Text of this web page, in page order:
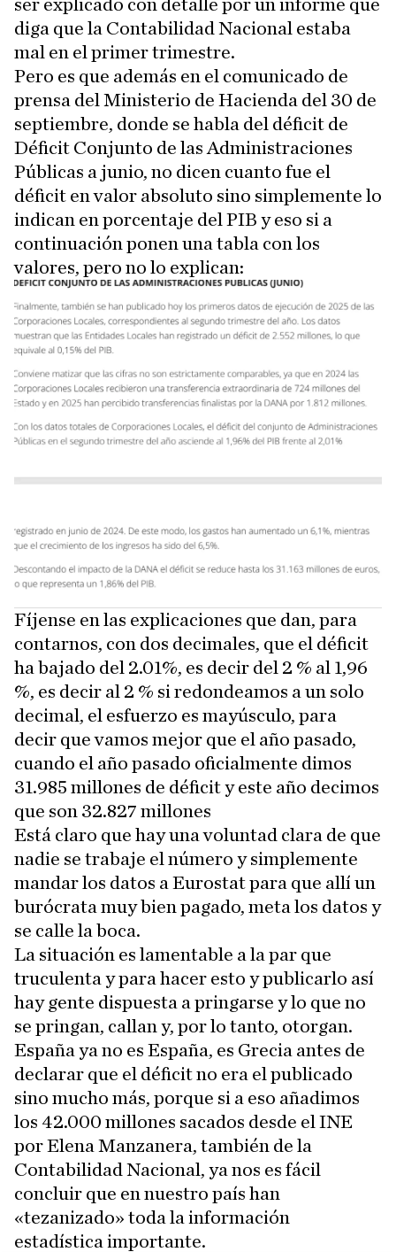
ser explicado con detalle por un informe que
diga que la Contabilidad Nacional estaba
mal en el primer trimestre.
Pero es que además en el comunicado de
prensa del Ministerio de Hacienda del 30 de
septiembre, donde se habla del déficit de
Déficit Conjunto de las Administraciones
Públicas a junio, no dicen cuanto fue el
déficit en valor absoluto sino simplemente lo
indican en porcentaje del PIB y eso si a
continuación ponen una tabla con los
valores, pero no lo explican:
Fíjense en las explicaciones que dan, para
contarnos, con dos decimales, que el déficit
ha bajado del 2.01%, es decir del 2 % al 1,96
%, es decir al 2 % si redondeamos a un solo
decimal, el esfuerzo es mayúsculo, para
decir que vamos mejor que el año pasado,
cuando el año pasado oficialmente dimos
31.985 millones de déficit y este año decimos
que son 32.827 millones
Está claro que hay una voluntad clara de que
nadie se trabaje el número y simplemente
mandar los datos a Eurostat para que allí un
burócrata muy bien pagado, meta los datos y
se calle la boca.
La situación es lamentable a la par que
truculenta y para hacer esto y publicarlo así
hay gente dispuesta a pringarse y lo que no
se pringan, callan y, por lo tanto, otorgan.
España ya no es España, es Grecia antes de
declarar que el déficit no era el publicado
sino mucho más, porque si a eso añadimos
los 42.000 millones sacados desde el INE
por Elena Manzanera, también de la
Contabilidad Nacional, ya nos es fácil
concluir que en nuestro país han
«tezanizado» toda la información
estadística importante.